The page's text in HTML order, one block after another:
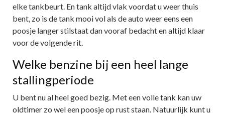
elke tankbeurt. En tank altijd vlak voordat u weer thuis
bent, zo is de tank mooi vol als de auto weer eens een
poosje langer stilstaat dan vooraf bedacht en altijd klaar
voor de volgende rit.
Welke benzine bij een heel lange
stallingperiode
U bent nu al heel goed bezig. Met een volle tank kan uw
oldtimer zo wel een poosje op rust staan. Natuurlijk kunt u